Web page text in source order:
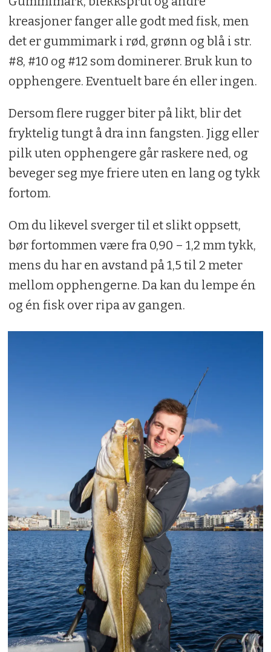
kreasjoner fanger alle godt med fisk, men
det er gummimark i rød, grønn og blå i str.
#8, #10 og #12 som dominerer. Bruk kun to
opphengere. Eventuelt bare én eller ingen.
Dersom flere rugger biter på likt, blir det
fryktelig tungt å dra inn fangsten. Jigg eller
pilk uten opphengere går raskere ned, og
beveger seg mye friere uten en lang og tykk
fortom.
Om du likevel sverger til et slikt oppsett,
bør fortommen være fra 0,90 – 1,2 mm tykk,
mens du har en avstand på 1,5 til 2 meter
mellom opphengerne. Da kan du lempe én
og én fisk over ripa av gangen.